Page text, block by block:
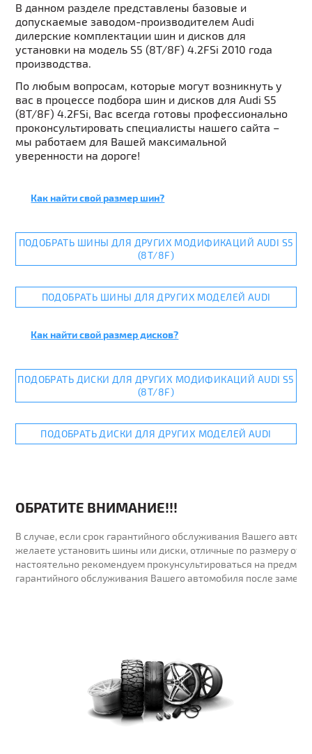
В данном разделе представлены базовые и
допускаемые заводом-производителем Audi
дилерские комплектации шин и дисков для
установки на модель S5 (8T/8F) 4.2FSi 2010 года
производства.
По любым вопросам, которые могут возникнуть у
вас в процессе подбора шин и дисков для Audi S5
(8T/8F) 4.2FSi, Вас всегда готовы профессионально
проконсультировать специалисты нашего сайта –
мы работаем для Вашей максимальной
уверенности на дороге!
Как найти свой размер шин?
ПОДОБРАТЬ ШИНЫ ДЛЯ ДРУГИХ МОДИФИКАЦИЙ AUDI S5
(8T/8F)
ПОДОБРАТЬ ШИНЫ ДЛЯ ДРУГИХ МОДЕЛЕЙ AUDI
Как найти свой размер дисков?
ПОДОБРАТЬ ДИСКИ ДЛЯ ДРУГИХ МОДИФИКАЦИЙ AUDI S5
(8T/8F)
ПОДОБРАТЬ ДИСКИ ДЛЯ ДРУГИХ МОДЕЛЕЙ AUDI
ОБРАТИТЕ ВНИМАНИЕ!!!
В случае, если срок гарантийного обслуживания Вашего
желаете установить шины или диски, отличные по размеру от
настоятельно рекомендуем прокунсультироваться на предмет
гарантийного обслуживания Вашего автомобиля после